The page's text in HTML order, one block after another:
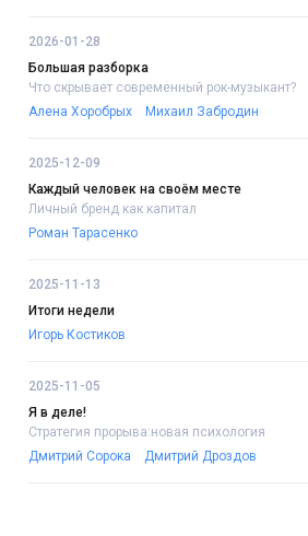
2026-01-28
Большая разборка
Что скрывает современный рок-музыкант?
Алена Хоробрых
Михаил Забродин
2025-12-09
Каждый человек на своём месте
Личный бренд как капитал
Роман Тарасенко
2025-11-13
Итоги недели
Игорь Костиков
2025-11-05
Я в деле!
Стратегия прорыва:новая психология
Дмитрий Сорока
Дмитрий Дроздов